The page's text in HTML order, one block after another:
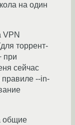
на один
VPN
торрент-
при
сейчас
правиле --in-
общие